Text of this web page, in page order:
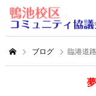
ブログ 臨港道路ただ